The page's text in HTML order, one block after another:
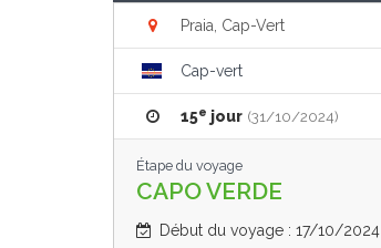
Praia, Cap-Vert
Cap-vert
15e jour (31/10/2024)
Étape du voyage
CAPO VERDE
Début du voyage : 17/10/2024